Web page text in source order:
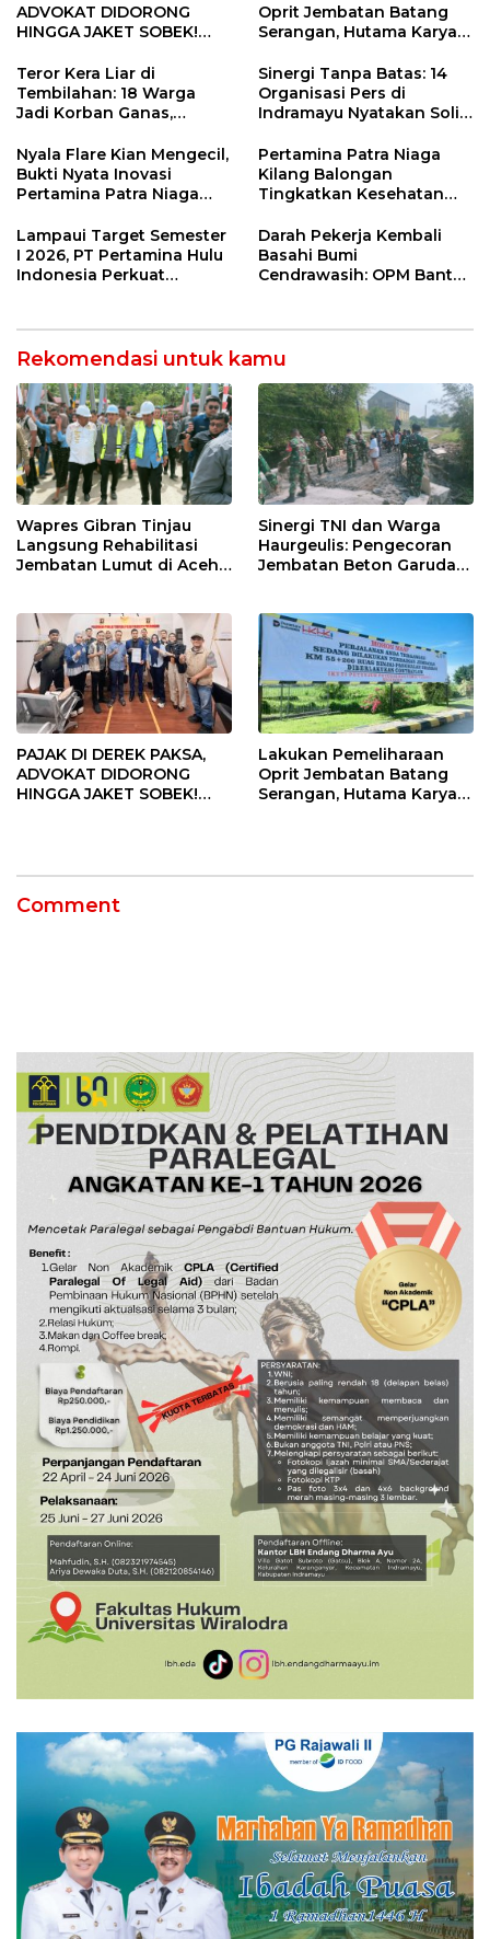
ADVOKAT DIDORONG
HINGGA JAKET SOBEK!
Ngamuk Kepung Polresta
Pekanbaru!
Oprit Jembatan Batang
Serangan, Hutama Karya
55 Tol Binjai–Langsa
Teror Kera Liar di
Tembilahan: 18 Warga
Jadi Korban Ganas,
12 Jahitan!
Sinergi Tanpa Batas: 14
Organisasi Pers di
Indramayu Nyatakan Solid
Nyala Flare Kian Mengecil,
Bukti Nyata Inovasi
Pertamina Patra Niaga
Net Zero Emission 2060
Pertamina Patra Niaga
Kilang Balongan
Tingkatkan Kesehatan
Pemeriksaan Kesehatan
Rutin dan Edukasi
Perawatan Gigi
Lampaui Target Semester
I 2026, PT Pertamina Hulu
Indonesia Perkuat
Keselamatan Kerja
Darah Pekerja Kembali
Basahi Bumi
Cendrawasih: OPM Bantai
Rekomendasi untuk kamu
Wapres Gibran Tinjau
Langsung Rehabilitasi
Jembatan Lumut di Aceh
Sinergi TNI dan Warga
Haurgeulis: Pengecoran
Jembatan Beton Garuda
PAJAK DI DEREK PAKSA,
ADVOKAT DIDORONG
HINGGA JAKET SOBEK!
Lakukan Pemeliharaan
Oprit Jembatan Batang
Serangan, Hutama Karya
Comment